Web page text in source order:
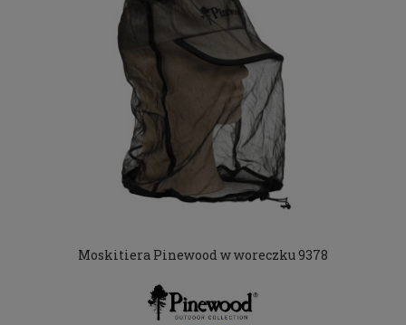
Moskitiera Pinewood w woreczku 9378